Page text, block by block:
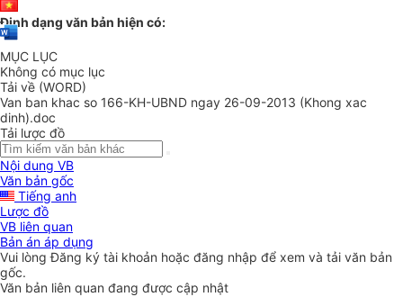
Định dạng văn bản hiện có:
MỤC LỤC
Không có mục lục
Tải về (WORD)
Van ban khac so 166-KH-UBND ngay 26-09-2013 (Khong xac
dinh).doc
Tải lược đồ
Nội dung VB
Văn bản gốc
Tiếng anh
Lược đồ
VB liên quan
Bản án áp dụng
Vui lòngĐăng ký tài khoản hoặc đăng nhập để xem và tải văn bản
gốc.
Văn bản liên quan đang được cập nhật